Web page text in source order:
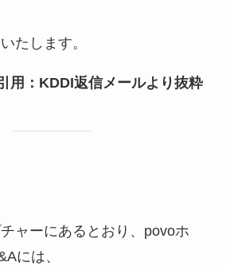
たします。
用：KDDI返信メールより抜粋
ャーにあるとおり、povoホ
には、